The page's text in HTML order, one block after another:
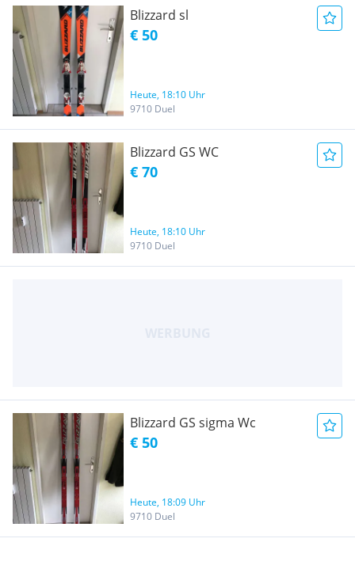
Blizzard sl
€ 50
Heute, 18:10 Uhr
9710 Duel
Blizzard GS WC
€ 70
Heute, 18:10 Uhr
9710 Duel
Blizzard GS sigma Wc
€ 50
Heute, 18:09 Uhr
9710 Duel